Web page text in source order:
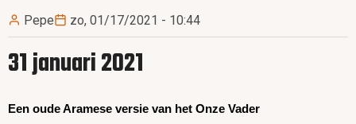
Pepe zo, 01/17/2021 - 10:44
31 januari 2021
Een oude Aramese versie van het Onze Vader